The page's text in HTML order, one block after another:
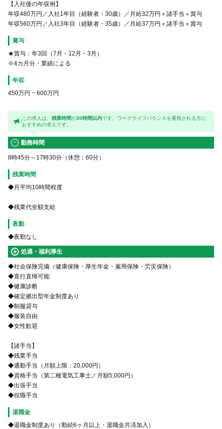
【入社後の年収例】
年収480万円／入社1年目（経験者・30歳）／月給32万円＋諸手当＋賞与
年収560万円／入社3年目（経験者・35歳）／月給37万円＋諸手当＋賞与
賞与
★賞与：年3回（7月・12月・3月）
※4カ月分・業績による
年収
450万円 ~ 600万円
この求人は、 残業時間が20時間以内です。ワークライフバランスを重視される方に
おすすめの求人です。
勤務時間
8時45分～17時30分（休憩：60分）
残業時間
◆月平均10時間程度
◆残業代全額支給
夜勤
◆夜勤なし
処遇・福利厚生
◆社会保険完備（健康保険・厚生年金・雇用保険・労災保険）
◆直行直帰可能
◆健康診断
◆確定拠出型年金制度あり
◆制服貸与
◆服装自由
◆女性歓迎
【諸手当】
◆残業手当
◆通勤手当（月額上限：20,000円）
◆資格手当（第二種電気工事士／月額5,000円）
◆出張手当
退職金
◆退職金制度あり（勤続6ヶ月以上・退職金共済加入）